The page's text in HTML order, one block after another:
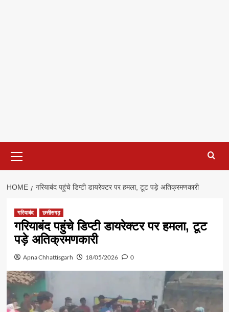
Menu
HOME गरियाबंद पहुंचे डिप्टी डायरेक्टर पर हमला, टूट पड़े अतिक्रमणकारी
गरियाबंद छत्तीसगढ़
गरियाबंद पहुंचे डिप्टी डायरेक्टर पर हमला, टूट
पड़े अतिक्रमणकारी
Apna Chhattisgarh 18/05/2026 0